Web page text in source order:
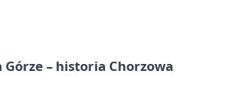
– historia Chorzowa